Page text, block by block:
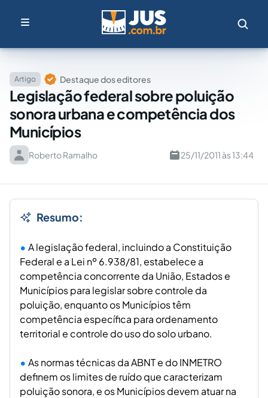
Artigo Destaque dos editores
Legislação federal sobre poluição
sonora urbana e competência dos
Municípios
Roberto Ramalho 25/11/2011 às 13:44
Resumo:
A legislação federal, incluindo a Constituição
Federal e a Lei nº 6.938/81, estabelece a
competência concorrente da União, Estados e
Municípios para legislar sobre controle da
poluição, enquanto os Municípios têm
competência específica para ordenamento
territorial e controle do uso do solo urbano.
As normas técnicas da ABNT e do INMETRO
definem os limites de ruído que caracterizam
poluição sonora, e os Municípios devem atuar na